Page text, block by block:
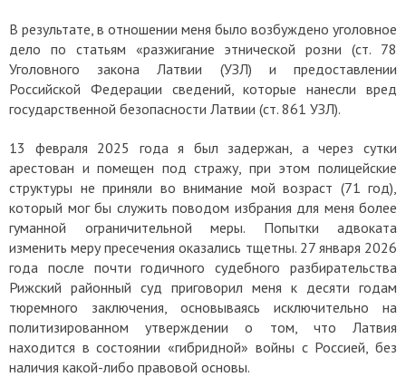
В результате, в отношении меня было возбуждено уголовное
дело по статьям «разжигание этнической розни (ст. 78
Уголовного закона Латвии (УЗЛ) и предоставлении
Российской Федерации сведений, которые нанесли вред
государственной безопасности Латвии (ст. 861 УЗЛ).
13 февраля 2025 года я был задержан, а через сутки
арестован и помещен под стражу, при этом полицейские
структуры не приняли во внимание мой возраст (71 год),
который мог бы служить поводом избрания для меня более
гуманной ограничительной меры. Попытки адвоката
изменить меру пресечения оказались тщетны. 27 января 2026
года после почти годичного судебного разбирательства
Рижский районный суд приговорил меня к десяти годам
тюремного заключения, основываясь исключительно на
политизированном утверждении о том, что Латвия
находится в состоянии «гибридной» войны с Россией, без
наличия какой-либо правовой основы.